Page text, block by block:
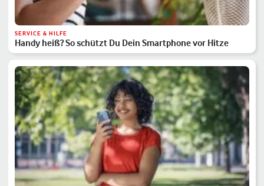
SERVICE & HILFE
Handy heiß? So schützt Du Dein Smartphone vor Hitze